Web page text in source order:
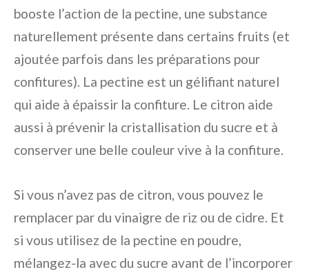
booste l’action de la pectine, une substance
naturellement présente dans certains fruits (et
ajoutée parfois dans les préparations pour
confitures). La pectine est un gélifiant naturel
qui aide à épaissir la confiture. Le citron aide
aussi à prévenir la cristallisation du sucre et à
conserver une belle couleur vive à la confiture.
Si vous n’avez pas de citron, vous pouvez le
remplacer par du vinaigre de riz ou de cidre. Et
si vous utilisez de la pectine en poudre,
mélangez-la avec du sucre avant de l’incorporer